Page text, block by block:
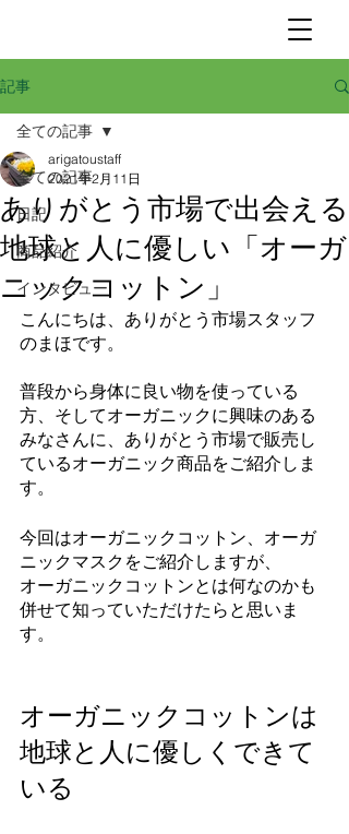
記事
全ての記事
日記
商品紹介
インタビュー
全ての記事
ありがとう市場で出会える
地球と人に優しい「オーガ
ニックコットン」
arigatoustaff
2021年2月11日
こんにちは、ありがとう市場スタッフ
のまほです。
普段から身体に良い物を使っている
方、そしてオーガニックに興味のある
みなさんに、ありがとう市場で販売し
ているオーガニック商品をご紹介しま
す。
今回はオーガニックコットン、オーガ
ニックマスクをご紹介しますが、
オーガニックコットンとは何なのかも
併せて知っていただけたらと思いま
す。
オーガニックコットンは
地球と人に優しくできて
いる